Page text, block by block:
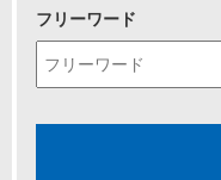
フリーワード